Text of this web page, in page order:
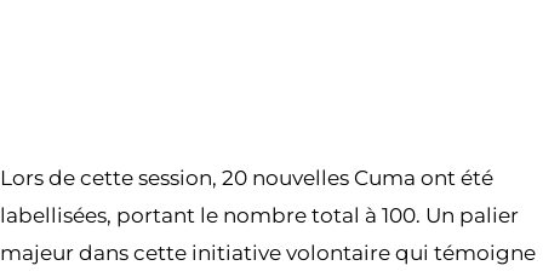
Lors de cette session, 20 nouvelles Cuma ont été
labellisées, portant le nombre total à 100. Un palier
majeur dans cette initiative volontaire qui témoigne